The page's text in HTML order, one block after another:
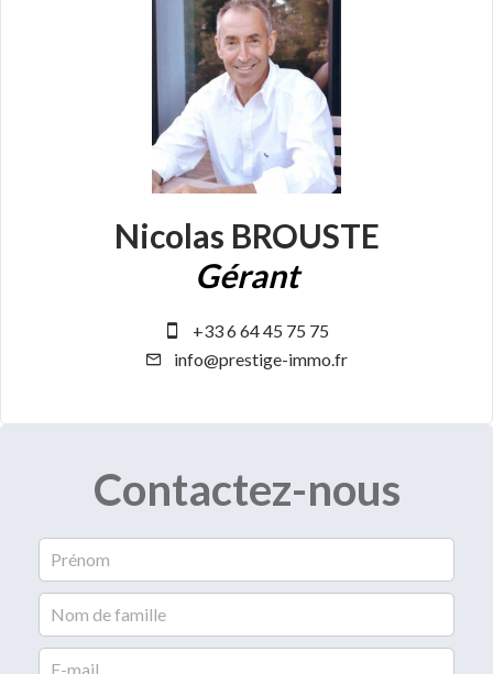
Nicolas BROUSTE
Gérant
+33 6 64 45 75 75
info@prestige-immo.fr
Contactez-nous